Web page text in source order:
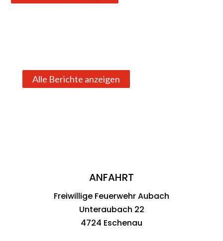
Alle Berichte anzeigen
ANFAHRT
Freiwillige Feuerwehr Aubach
Unteraubach 22
4724 Eschenau